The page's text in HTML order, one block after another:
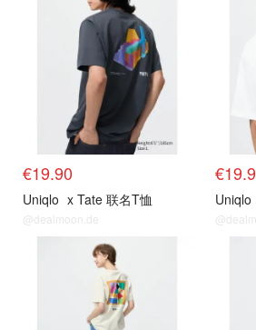
€19.90
Uniqlo x Tate 联名T恤
@dealmoon.de
Uniqlo